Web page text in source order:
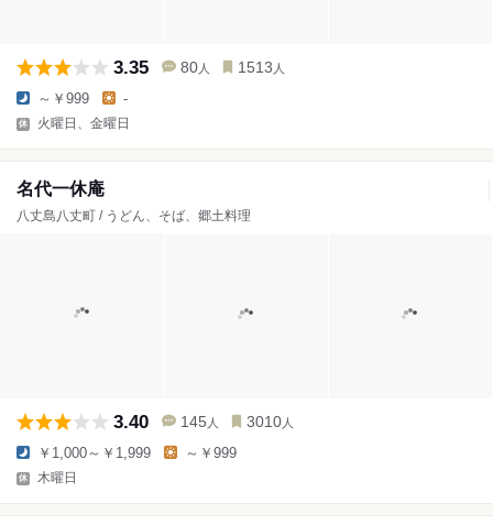
3.35 80 人 1513 人
～￥999 -
火曜日、金曜日
名代一休庵
八丈島八丈町 / うどん、そば、郷土料理
3.40 145 人 3010 人
￥1,000～￥1,999 ～￥999
木曜日